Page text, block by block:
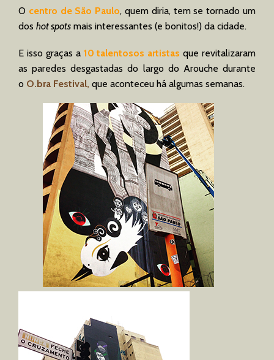
O centro de São Paulo, quem diria, tem se tornado um
dos hot spots mais interessantes (e bonitos!) da cidade.
E isso graças a 10 talentosos artistas que revitalizaram
as paredes desgastadas do largo do Arouche durante
o O.bra Festival, que aconteceu há algumas semanas.